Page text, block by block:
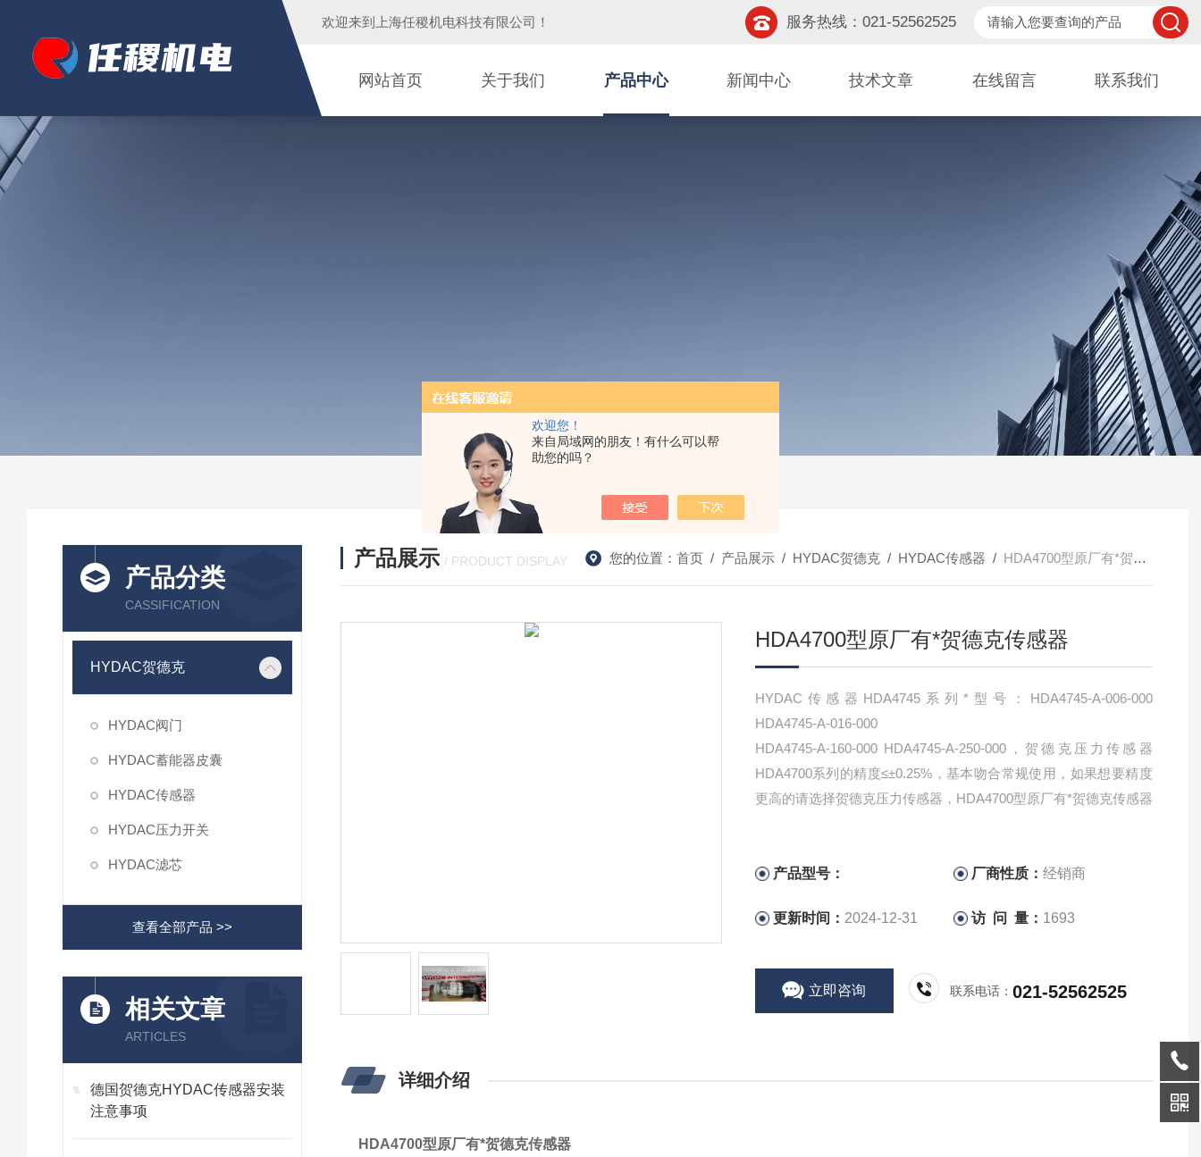
欢迎您！
来自局域网的朋友！有什么可以帮
助您的吗？
欢迎来到 上海任稷机电科技有限公司 ！ 服务热线：021-52562525
网站首页 关于我们 产品中心 新闻中心 技术文章 在线留言 联系我们
产品分类
CASSIFICATION
HYDAC贺德克
HYDAC阀门
HYDAC蓄能器皮囊
HYDAC传感器
HYDAC压力开关
HYDAC滤芯
查看全部产品 >>
相关文章
ARTICLES
德国贺德克HYDAC传感器安装
注意事项
产品展示 / PRODUCT DISPLAY 您的位置： 首页/ 产品展示/ HYDAC贺德克/ HYDAC传感器 / HDA4700型原厂有*贺德克传感器
HDA4700型原厂有*贺德克传感器
HYDAC传感器HDA4745系列*型号：HDA4745-A-006-000
HDA4745-A-016-000
HDA4745-A-160-000 HDA4745-A-250-000，贺德克压力传感器
HDA4700系列的精度≤±0.25%，基本吻合常规使用，如果想要精度
更高的请选择贺德克压力传感器，HDA4700型原厂有*贺德克传感器
产品型号： 厂商性质：经销商
更新时间： 2024-12-31 访 问 量： 1693
立即咨询 联系电话：021-52562525
详细介绍
HDA4700型原厂有*贺德克传感器